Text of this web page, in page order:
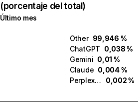
(porcentaje del total)
Último mes
Other 99,946 %
ChatGPT 0,038 %
Gemini 0,01 %
Claude 0,004 %
Perplexity
0,002 %